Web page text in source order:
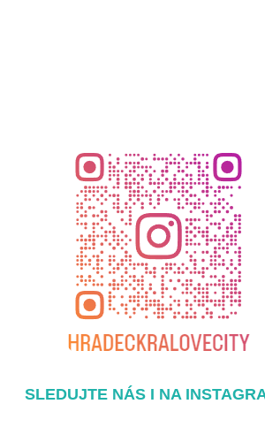
SLEDUJTE NÁS I NA